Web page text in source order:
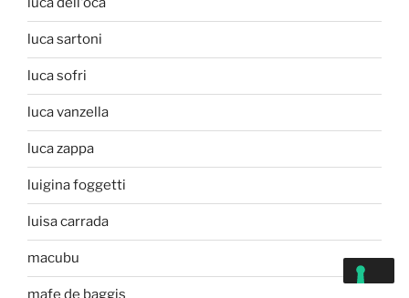
luca sartoni
luca sofri
luca vanzella
luca zappa
luigina foggetti
luisa carrada
macubu
mafe de baggis